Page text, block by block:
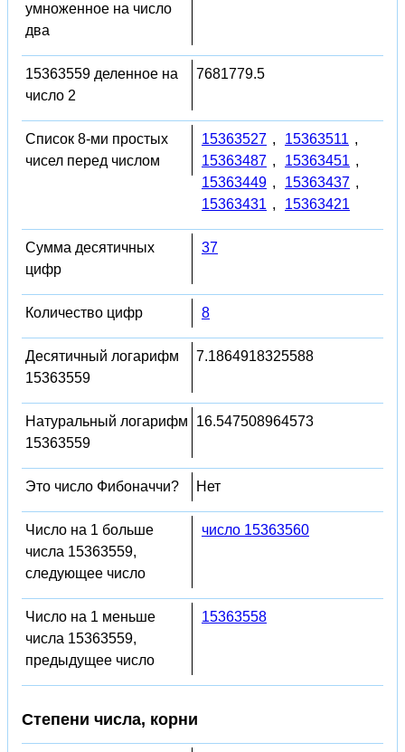
умноженное на число
два
15363559 деленное на
число 2
7681779.5
Список 8-ми простых
чисел перед числом
15363527 , 15363511 ,
15363487 , 15363451 ,
15363449 , 15363437 ,
15363431 , 15363421
Сумма десятичных
цифр
37
Количество цифр 8
Десятичный логарифм
15363559
7.1864918325588
Натуральный логарифм
15363559
16.547508964573
Это число Фибоначчи? Нет
Число на 1 больше
числа 15363559,
следующее число
число 15363560
Число на 1 меньше
числа 15363559,
предыдущее число
15363558
Степени числа, корни